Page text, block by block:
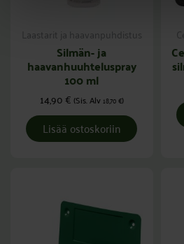
Laastarit ja haavanpuhdistus
Silmän- ja
haavanhuuhteluspray
100 ml
14,90€(Sis. Alv 18,70€)
Lisää ostoskoriin